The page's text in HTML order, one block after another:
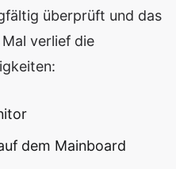
überprüft und das
verlief die
dem Mainboard